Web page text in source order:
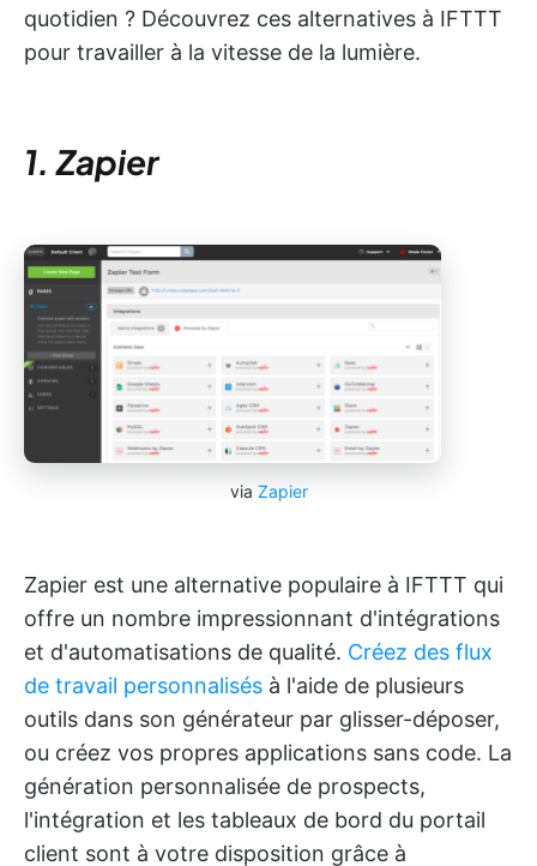
quotidien ? Découvrez ces alternatives à IFTTT
pour travailler à la vitesse de la lumière.
1. Zapier
via Zapier
Zapier est une alternative populaire à IFTTT qui
offre un nombre impressionnant d'intégrations
et d'automatisations de qualité. Créez des flux
de travail personnalisés à l'aide de plusieurs
outils dans son générateur par glisser-déposer,
ou créez vos propres applications sans code. La
génération personnalisée de prospects,
l'intégration et les tableaux de bord du portail
client sont à votre disposition grâce à